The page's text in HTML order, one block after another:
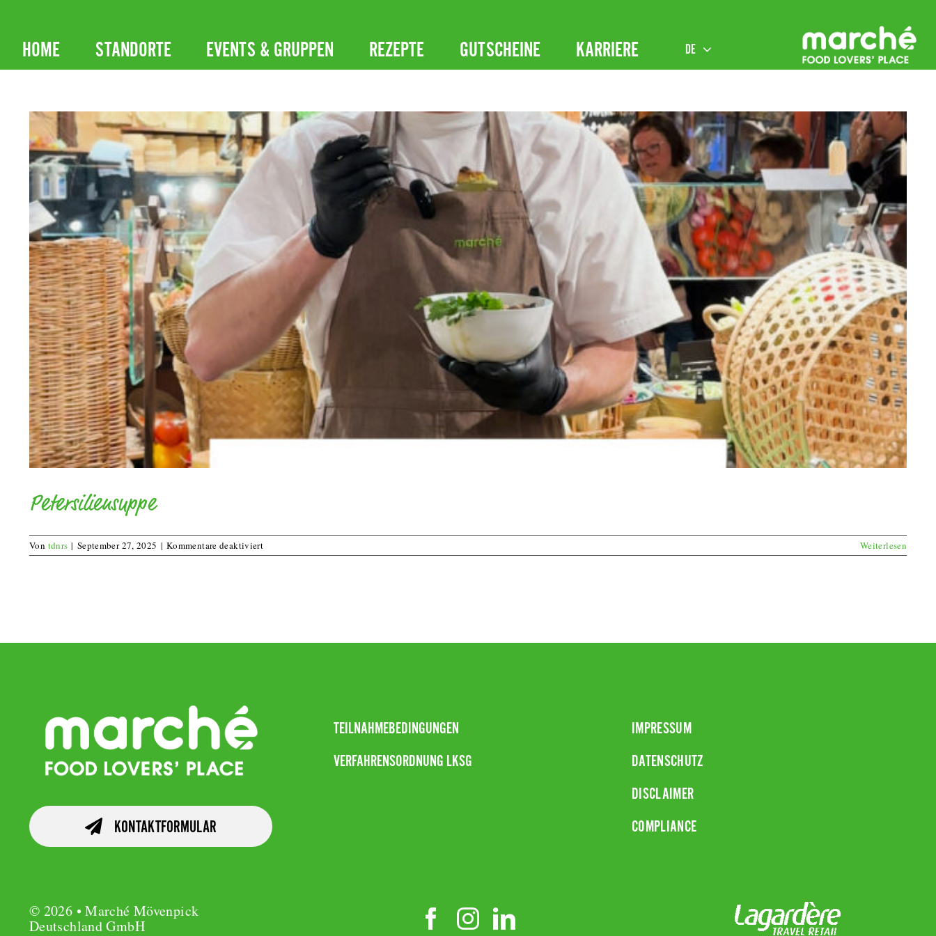
Inhalt
springen
HOME STANDORTE EVENTS & GRUPPEN REZEPTE GUTSCHEINE KARRIERE DE
Petersiliensuppe
Von tdnrs | September 27, 2025 | Kommentare deaktiviertfür
Petersiliensuppe
Weiterlesen
KONTAKTFORMULAR
TEILNAHMEBEDINGUNGEN
VERFAHRENSORDNUNG LKSG
IMPRESSUM
DATENSCHUTZ
DISCLAIMER
COMPLIANCE
© 2026 • Marché Mövenpick
Deutschland GmbH